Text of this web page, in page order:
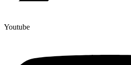
Youtube